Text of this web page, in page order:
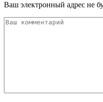
Ваш электронный адрес не